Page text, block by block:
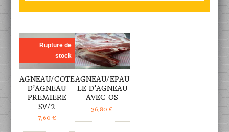
Rupture de
stock
AGNEAU/COTE
D’AGNEAU
PREMIERE
SV/2
7,60 €
AGNEAU/EPAU
LE D’AGNEAU
AVEC OS
36,80€